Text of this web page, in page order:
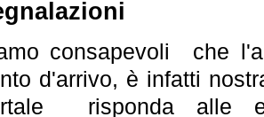
consapevoli che
d'arrivo, è infatti
risponda alle